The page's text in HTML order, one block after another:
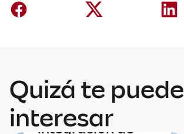
Quizá te puede
interesar
Economía
Economía e
integración de